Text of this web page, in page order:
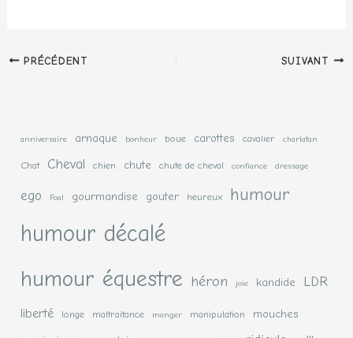
PRÉCÉDENT SUIVANT
anniversaire arnaque bonheur boue carottes cavalier charlatan
Chat Cheval chien chute chute de cheval confiance dressage
ego Foal gourmandise gouter heureux humour
humour décalé
humour équestre héron joie kandide LDR
liberté longe maltraitance manger manipulation
mouches